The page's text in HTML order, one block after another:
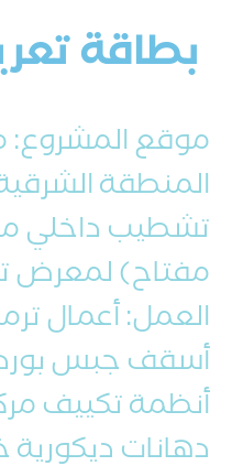
بطاقة
موقع المشروع:
المنطقة
تشطيب داخلي
مفتاح) لمعرض
العمل: أعمال
أسقف جبس
أنظمة تكييف
دهانات